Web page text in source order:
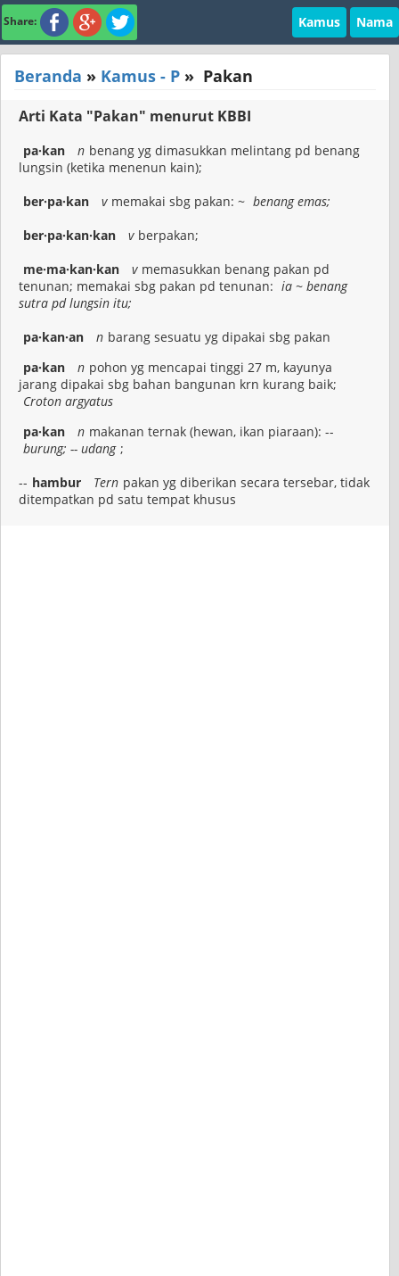
Share: Kamus Nama
Beranda » Kamus - P » Pakan
Arti Kata "Pakan" menurut KBBI
pa·kan n benang yg dimasukkan melintang pd benang
lungsin (ketika menenun kain);
ber·pa·kan
v memakai sbg pakan: ~ benang emas;
ber·pa·kan·kan
v berpakan;
me·ma·kan·kan
v memasukkan benang pakan pd
tenunan; memakai sbg pakan pd tenunan: ia ~ benang
sutra pd lungsin itu;
pa·kan·an
n barang sesuatu yg dipakai sbg pakan
pa·kan
n pohon yg mencapai tinggi 27 m, kayunya
jarang dipakai sbg bahan bangunan krn kurang baik;
Croton argyatus
pa·kan
n makanan ternak (hewan, ikan piaraan): --
burung; -- udang ;
-- hambur Tern pakan yg diberikan secara tersebar, tidak
ditempatkan pd satu tempat khusus